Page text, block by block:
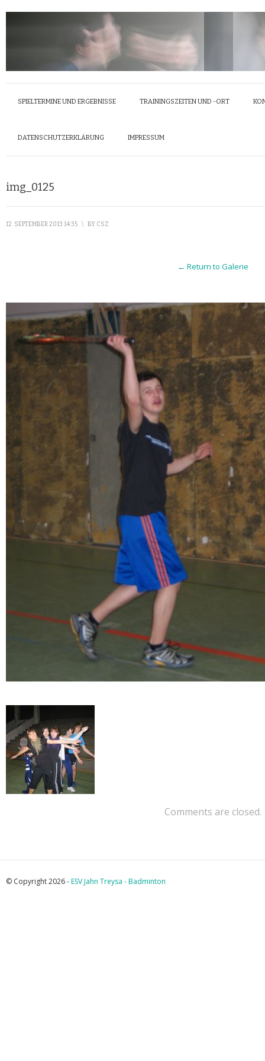
SPIELTERMINE UND ERGEBNISSE TRAININGSZEITEN UND -ORT
DATENSCHUTZERKLÄRUNG IMPRESSUM
img_0125
12. SEPTEMBER 2013 14:35 \ BY CSZ
← Return to Galerie
Comments are closed.
© Copyright 2026 -ESV Jahn Treysa - Badminton